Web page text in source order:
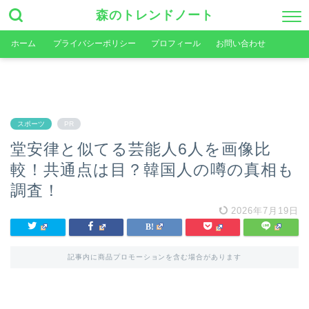
森のトレンドノート
ホーム プライバシーポリシー プロフィール お問い合わせ
スポーツ PR
堂安律と似てる芸能人6人を画像比
較！共通点は目？韓国人の噂の真相も
調査！
2026年7月19日
記事内に商品プロモーションを含む場合があります